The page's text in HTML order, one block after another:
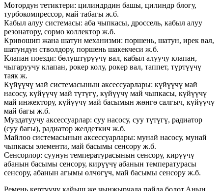
Мотордун тетиктери: цилиндрдин башы, цилиндр блогу,
турбокомпрессор, май табагы ж.б.
Кабыл алуу системасы: аба чыпкасы, дроссель, кабыл алуу
резонатору, сормо коллектор ж.б.
Кривошип жана шатун механизми: поршень, шатун, ирек вал,
шатундун стволдору, поршень шакекчеси ж.б.
Клапан поезди: бөлүштүрүүчү вал, кабыл алуучу клапан,
чыгаруучу клапан, рокер колу, рокер вал, таппет, түртүүчү
таяк ж.
Күйүүчү май системасынын аксессуарлары: күйүүчү май
насосу, күйүүчү май түтүгү, күйүүчү май чыпкасы, күйүүчү
май инжектору, күйүүчү май басымын жөнгө салгыч, күйүүчү
май багы ж.б.
Муздатуучу аксессуарлар: суу насосу, суу түтүгү, радиатор
(суу багы), радиатор желдеткич ж.б.
Майлоо системасынын аксессуарлары: мунай насосу, мунай
чыпкасы элементи, май басымы сенсору ж.б.
Сенсорлор: суунун температурасынын сенсору, кирүүчү
абанын басымы сенсору, кирүүчү абанын температурасы
сенсору, абанын агымы өлчөгүч, май басымы сенсору ж.б.
Ремень кертүүчү кайыш же чынжырчада пайда болот.Анын